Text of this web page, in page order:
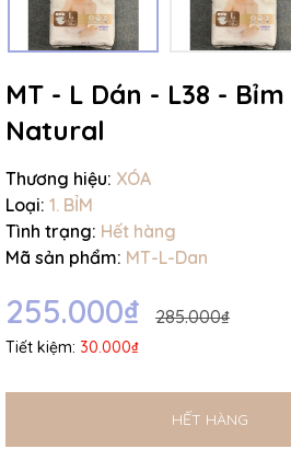
MT - L Dán - L38 -
Natural
Thương hiệu: XÓA
Loại: 1. BỈM
Tình trạng: Hết hàng
Mã sản phẩm: MT-L-Dan
255.000₫ 285.000₫
Tiết kiệm: 30.000₫
HẾT HÀNG